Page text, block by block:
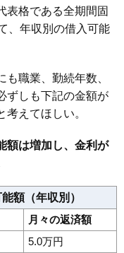
表格である全期間固
、年収別の借入可能
職業、勤続年数、
ずしも下記の金額が
えてほしい。
額は増加し、金利が
額（年収別）
月々の返済額
5.0万円